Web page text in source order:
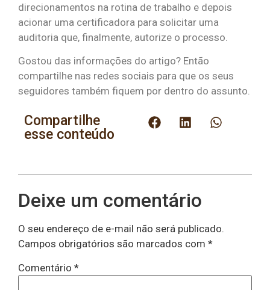
direcionamentos na rotina de trabalho e depois
acionar uma certificadora para solicitar uma
auditoria que, finalmente, autorize o processo.
Gostou das informações do artigo? Então
compartilhe nas redes sociais para que os seus
seguidores também fiquem por dentro do assunto.
Compartilhe
esse conteúdo
Deixe um comentário
O seu endereço de e-mail não será publicado.
Campos obrigatórios são marcados com *
Comentário *